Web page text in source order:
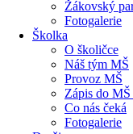
Žákovský
Fotogalerie
Školka
O školičce
Náš tým MŠ
Provoz MŠ
Zápis do
Co nás čeká
Fotogalerie